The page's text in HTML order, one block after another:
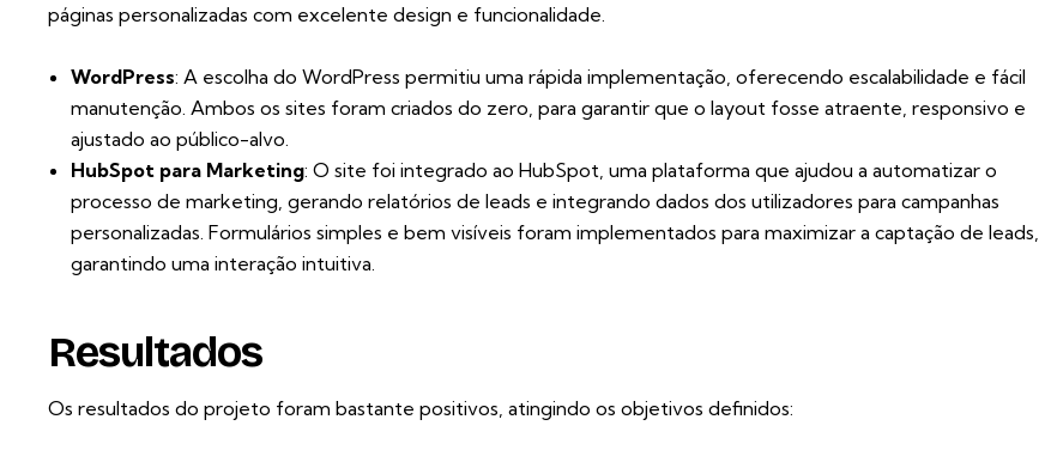
páginas personalizadas com excelente design e funcionalidade.
WordPress: A escolha do WordPress permitiu uma rápida implementação, oferecendo escalabilidade e fácil
manutenção. Ambos os sites foram criados do zero, para garantir que o layout fosse atraente, responsivo e
ajustado ao público-alvo.
HubSpot para Marketing: O site foi integrado ao HubSpot, uma plataforma que ajudou a automatizar o
processo de marketing, gerando relatórios de leads e integrando dados dos utilizadores para campanhas
personalizadas. Formulários simples e bem visíveis foram implementados para maximizar a captação de leads,
garantindo uma interação intuitiva.
Resultados
Os resultados do projeto foram bastante positivos, atingindo os objetivos definidos: